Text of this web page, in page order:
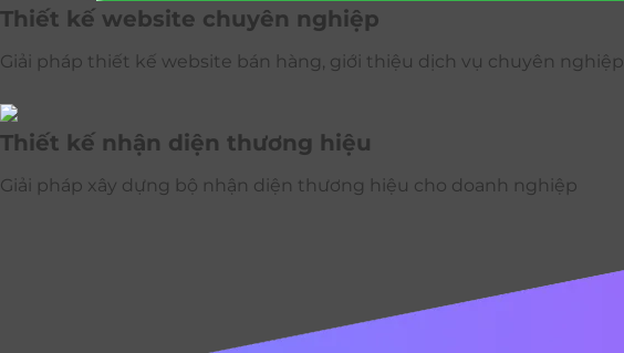
Thiết kế website chuyên nghiệp
Giải pháp thiết kế website bán hàng, giới thiệu dịch vụ chuyên nghiệp
Thiết kế nhận diện thương hiệu
Giải pháp xây dựng bộ nhận diện thương hiệu cho doanh nghiệp